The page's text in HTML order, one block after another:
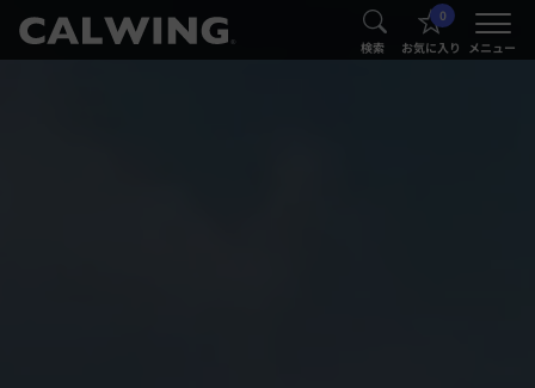
® 検索
0
お気に入り メニュー
®